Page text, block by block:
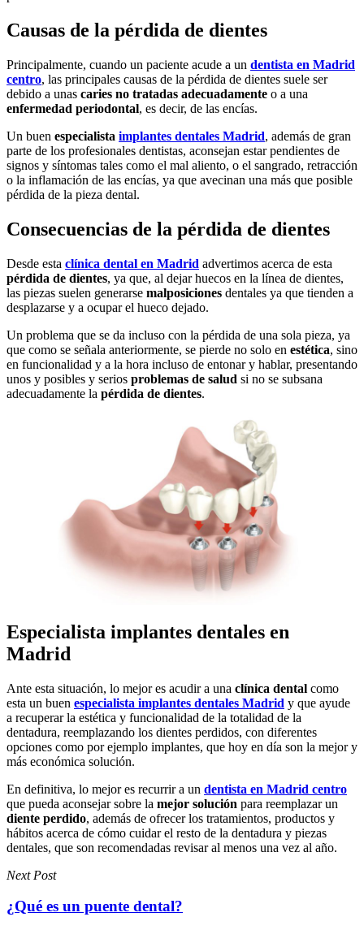
Causas de la pérdida de dientes
Principalmente, cuando un paciente acude a un dentista en Madrid
centro, las principales causas de la pérdida de dientes suele ser
debido a unas caries no tratadas adecuadamente o a una
enfermedad periodontal, es decir, de las encías.
Un buen especialista implantes dentales Madrid, además de gran
parte de los profesionales dentistas, aconsejan estar pendientes de
signos y síntomas tales como el mal aliento, o el sangrado, retracción
o la inflamación de las encías, ya que avecinan una más que posible
pérdida de la pieza dental.
Consecuencias de la pérdida de dientes
Desde esta clínica dental en Madrid advertimos acerca de esta
pérdida de dientes, ya que, al dejar huecos en la línea de dientes,
las piezas suelen generarse malposiciones dentales ya que tienden a
desplazarse y a ocupar el hueco dejado.
Un problema que se da incluso con la pérdida de una sola pieza, ya
que como se señala anteriormente, se pierde no solo en estética, sino
en funcionalidad y a la hora incluso de entonar y hablar, presentando
unos y posibles y serios problemas de salud si no se subsana
adecuadamente la pérdida de dientes.
Especialista implantes dentales en
Madrid
Ante esta situación, lo mejor es acudir a una clínica dental como
esta un buen especialista implantes dentales Madrid y que ayude
a recuperar la estética y funcionalidad de la totalidad de la
dentadura, reemplazando los dientes perdidos, con diferentes
opciones como por ejemplo implantes, que hoy en día son la mejor y
más económica solución.
En definitiva, lo mejor es recurrir a un dentista en Madrid centro
que pueda aconsejar sobre la mejor solución para reemplazar un
diente perdido, además de ofrecer los tratamientos, productos y
hábitos acerca de cómo cuidar el resto de la dentadura y piezas
dentales, que son recomendadas revisar al menos una vez al año.
Next Post
¿Qué es un puente dental?